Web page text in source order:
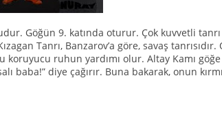
Göğün 9. katında oturur. Çok kuvvetli tanrı
Tanrı, Banzarov’a göre, savaş
ruhun yardımı olur. Altay Kamı göğe
baba!” diye çağırır. Buna bakarak, onun